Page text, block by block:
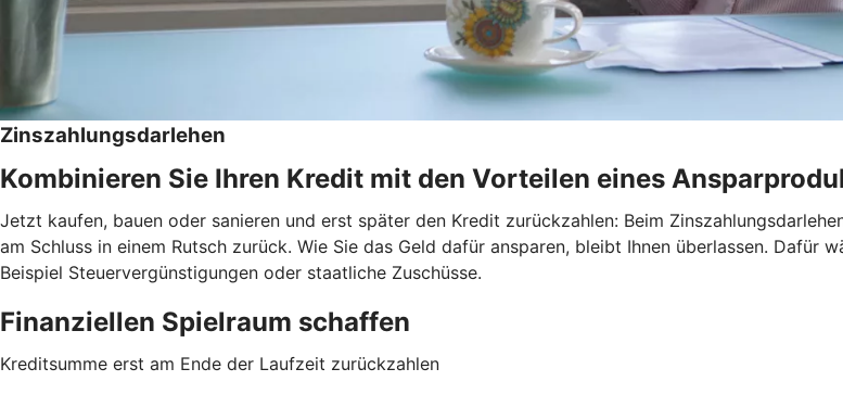
Zinszahlungsdarlehen
Kombinieren Sie Ihren Kredit mit den Vorteilen eines
Jetzt kaufen, bauen oder sanieren und erst später den Kredit zurückzahlen: Beim
am Schluss in einem Rutsch zurück. Wie Sie das Geld dafür ansparen, bleibt Ihnen überlassen.
Beispiel Steuervergünstigungen oder staatliche Zuschüsse.
Finanziellen Spielraum schaffen
Kreditsumme erst am Ende der Laufzeit zurückzahlen